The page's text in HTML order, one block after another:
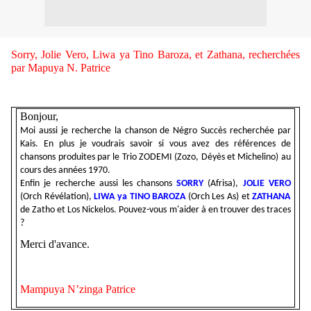
Sorry, Jolie Vero, Liwa ya Tino Baroza, et Zathana, recherchées
par Mapuya N. Patrice
Bonjour,
Moi aussi je recherche la chanson de Négro Succès recherchée par
Kais. En plus je voudrais savoir si vous avez des références de
chansons produites par le Trio ZODEMI (Zozo, Déyès et Michelino) au
cours des années 1970.
Enfin je recherche aussi les chansons SORRY(Afrisa), JOLIE VERO
(Orch Révélation), LIWA ya TINO BAROZA (Orch Les As) etZATHANA
de Zatho et Los Nickelos. Pouvez-vous m'aider à en trouver des traces
?
Merci d'avance.
Mampuya N’zinga Patrice